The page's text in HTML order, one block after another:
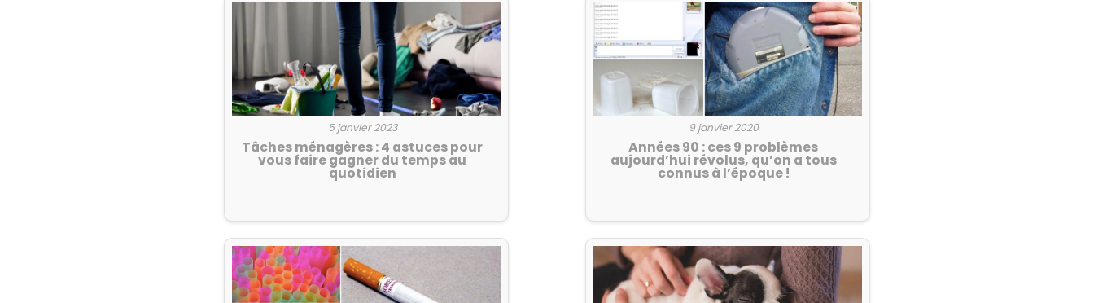
5 janvier 2023
Tâches ménagères : 4 astuces pour
vous faire gagner du temps au
quotidien
9 janvier 2020
Années 90 : ces 9 problèmes
aujourd’hui révolus, qu’on a tous
connus à l’époque !